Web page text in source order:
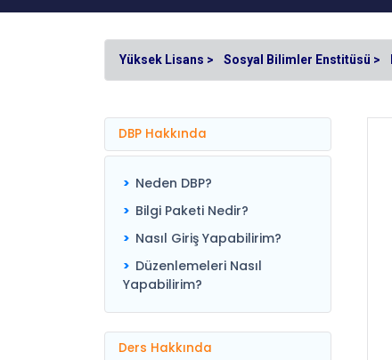
Yüksek Lisans > Sosyal Bilimler Enstitüsü >
DBP Hakkında
Neden DBP?
Bilgi Paketi Nedir?
Nasıl Giriş Yapabilirim?
Düzenlemeleri Nasıl
Yapabilirim?
Ders Hakkında